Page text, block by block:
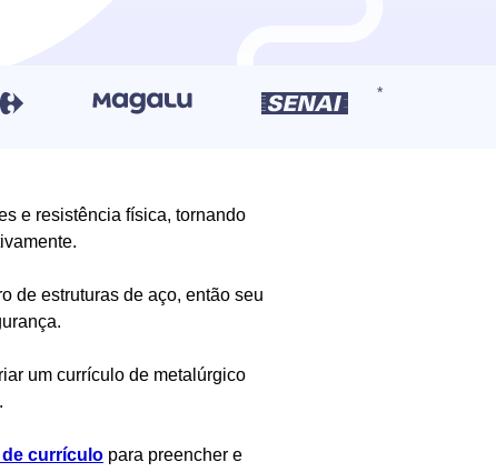
e resistência física, tornando
de estruturas de aço, então seu
um currículo de metalúrgico
currículo para preencher e